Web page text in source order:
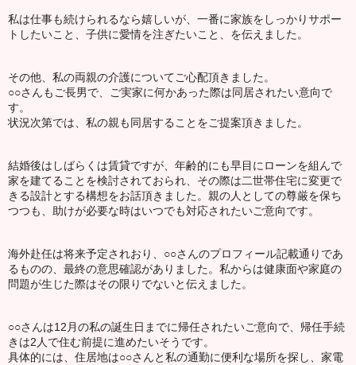
私は仕事も続けられるなら嬉しいが、一番に家族をしっかりサポー
トしたいこと、子供に愛情を注ぎたいこと、を伝えました。
その他、私の両親の介護についてご心配頂きました。
○○さんもご長男で、ご実家に何かあった際は同居されたい意向で
す。
状況次第では、私の親も同居することをご提案頂きました。
結婚後はしばらくは賃貸ですが、年齢的にも早目にローンを組んで
家を建てることを検討されておられ、その際は二世帯住宅に変更で
きる設計とする構想をお話頂きました。親の人としての尊厳を保ち
つつも、助けが必要な時はいつでも対応されたいご意向です。
海外赴任は将来予定されおり、○○さんのプロフィール記載通りであ
るものの、最終の意思確認がありました。私からは健康面や家庭の
問題が生じた際はその限りでないと伝えました。
○○さんは12月の私の誕生日までに帰任されたいご意向で、帰任手続
きは2人で住む前提に進めたいそうです。
具体的には、住居地は○○さんと私の通勤に便利な場所を探し、家電